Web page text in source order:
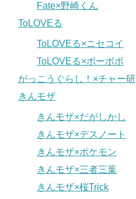
Fate×野崎くん
ToLOVEる
ToLOVEる×ニセコイ
ToLOVEる×ボーボボ
がっこうぐらし！×チャー研
きんモザ
きんモザ×だがしかし
きんモザ×デスノート
きんモザ×ポケモン
きんモザ×三者三葉
きんモザ×桜Trick